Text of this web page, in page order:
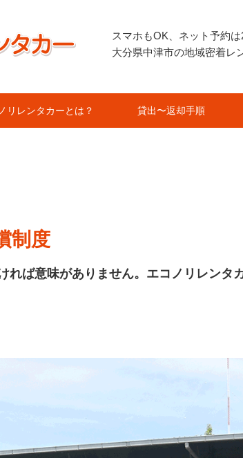
スマホもOK、ネット予約は
大分県中津市の地域密着レ
リレンタカーとは？ 貸出〜返却手順
制度
れば意味がありません。エコノリレンタ